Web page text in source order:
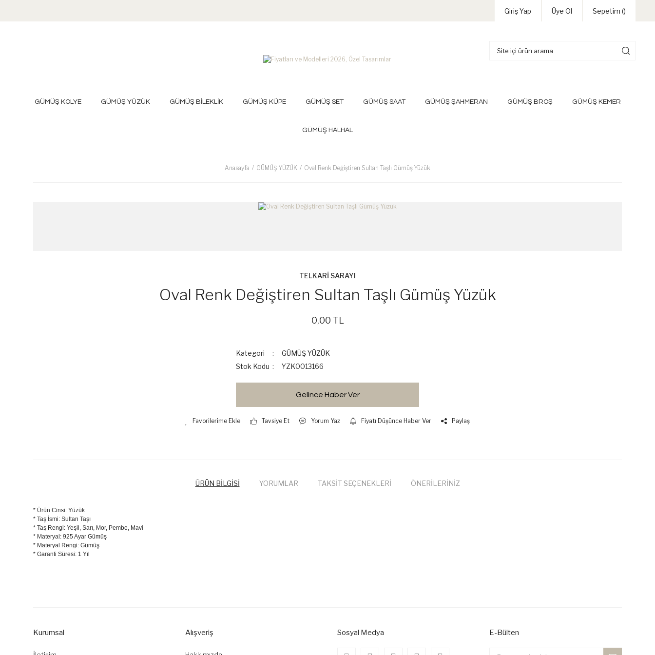
Giriş Yap Üye Ol Sepetim ()
GÜMÜŞ KOLYE GÜMÜŞ YÜZÜK GÜMÜŞ BİLEKLİK GÜMÜŞ KÜPE GÜMÜŞ SET GÜMÜŞ SAAT GÜMÜŞ ŞAHMERAN GÜMÜŞ BROŞ GÜMÜŞ KEMER
GÜMÜŞ HALHAL
Anasayfa GÜMÜŞ YÜZÜK Oval Renk Değiştiren Sultan Taşlı Gümüş Yüzük
TELKARİ SARAYI
Oval Renk Değiştiren Sultan Taşlı Gümüş Yüzük
0,00 TL
Kategori
GÜMÜŞ YÜZÜK
Stok Kodu
YZK0013166
Gelince Haber Ver
Tavsiye Et Yorum Yaz Fiyatı Düşünce Haber Ver Paylaş
ÜRÜN BİLGİSİ YORUMLAR TAKSİT SEÇENEKLERİ ÖNERİLERİNİZ
* Ürün Cinsi: Yüzük
* Taş İsmi: Sultan Taşı
* Taş Rengi: Yeşil, Sarı, Mor, Pembe, Mavi
* Materyal: 925 Ayar Gümüş
* Materyal Rengi: Gümüş
* Garanti Süresi: 1 Yıl
Ürün bilgilerinde hatalar bulunuyor.
Kurumsal Alışveriş Sosyal Medya E-Bülten